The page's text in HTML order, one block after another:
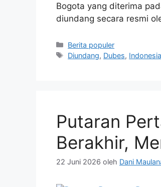
Bogota yang diterima
diundang secara resmi
Kategori
Berita populer
Tag
Diundang, Dubes, Indonesia
Putaran
Berakhir,
22 Juni 2026 oleh Dani